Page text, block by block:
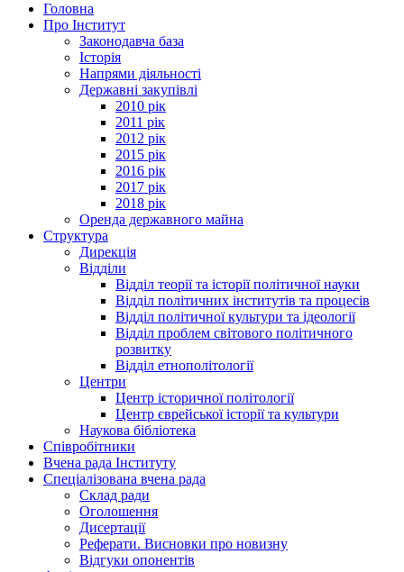
Головна
Про Інститут
Законодавча база
Історія
Напрями діяльності
Державні закупівлі
2010 рік
2011 рік
2012 рік
2015 рік
2016 рік
2017 рік
2018 рік
Оренда державного майна
Структура
Дирекція
Відділи
Відділ теорії та історії політичної науки
Відділ політичних інститутів та процесів
Відділ політичної культури та ідеології
Відділ проблем світового політичного
розвитку
Відділ етнополітології
Центри
Центр історичної політології
Центр єврейської історії та культури
Наукова бібліотека
Співробітники
Вчена рада Інституту
Спеціалізована вчена рада
Склад ради
Оголошення
Дисертації
Реферати. Висновки про новизну
Відгуки опонентів